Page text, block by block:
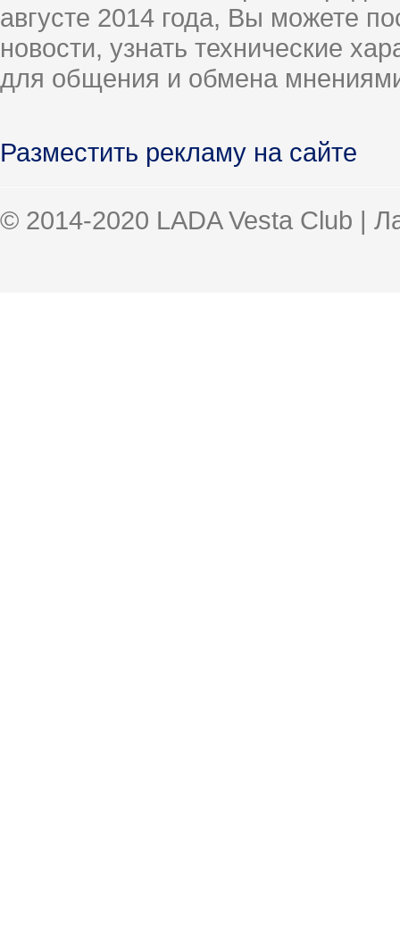
августе 2014 года, Вы можете
новости, узнать технические
для общения и обмена
Разместить рекламу на сайте
© 2014-2020 LADA Vesta Club |